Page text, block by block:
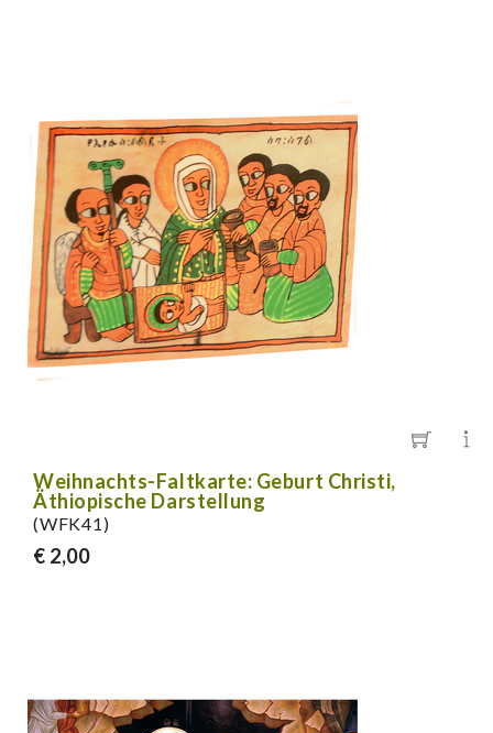
Weihnachts-Faltkarte: Geburt Christi,
Äthiopische Darstellung
(WFK41)
€ 2,00